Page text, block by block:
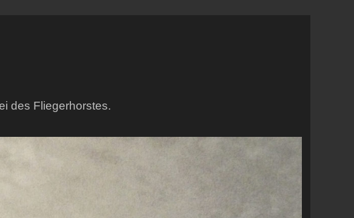
des Fliegerhorstes.